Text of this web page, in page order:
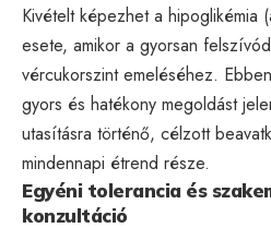
Kivételt képezhet a hipoglikémia
esete, amikor a gyorsan
vércukorszint emeléséhez.
gyors és hatékony megoldást
utasításra történő, célzott
mindennapi étrend része.
Egyéni tolerancia és
konzultáció